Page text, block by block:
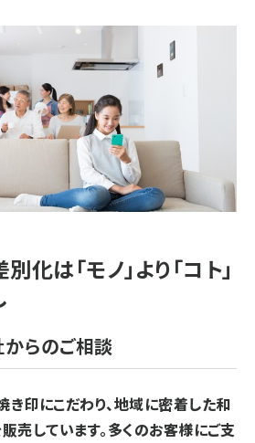
化は「モノ」より「コト」
らのご相談
印にこだわり、地域に密着した和
売しています。多くのお客様にご支